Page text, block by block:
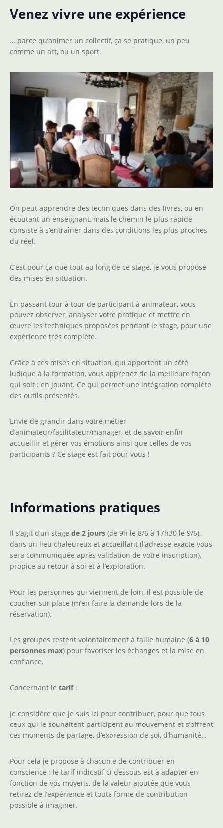
Venez vivre une expérience
… parce qu’animer un collectif, ça se pratique, un peu
comme un art, ou un sport.
On peut apprendre des techniques dans des livres, ou en
écoutant un enseignant, mais le chemin le plus rapide
consiste à s’entraîner dans des conditions les plus proches
du réel.
C’est pour ça que tout au long de ce stage, je vous propose
des mises en situation.
En passant tour à tour de participant à animateur, vous
pouvez observer, analyser votre pratique et mettre en
œuvre les techniques proposées pendant le stage, pour une
expérience très complète.
Grâce à ces mises en situation, qui apportent un côté
ludique à la formation, vous apprenez de la meilleure façon
qui soit : en jouant. Ce qui permet une intégration complète
des outils présentés.
Envie de grandir dans votre métier
d’animateur/facilitateur/manager, et de savoir enfin
accueillir et gérer vos émotions ainsi que celles de vos
participants ? Ce stage est fait pour vous !
Informations pratiques
Il s’agit d’un stage de 2 jours (de 9h le 8/6 à 17h30 le 9/6),
dans un lieu chaleureux et accueillant (l’adresse exacte vous
sera communiquée après validation de votre inscription),
propice au retour à soi et à l’exploration.
Pour les personnes qui viennent de loin, il est possible de
coucher sur place (m’en faire la demande lors de la
réservation).
Les groupes restent volontairement à taille humaine (6 à 10
personnes max) pour favoriser les échanges et la mise en
confiance.
Concernant le tarif:
Je considère que je suis ici pour contribuer, pour que tous
ceux qui le souhaitent participent au mouvement et s’offrent
ces moments de partage, d’expression de soi, d’humanité…
Pour cela je propose à chacun.e de contribuer en
conscience : le tarif indicatif ci-dessous est à adapter en
fonction de vos moyens, de la valeur ajoutée que vous
retirez de l’expérience et toute forme de contribution
possible à imaginer.